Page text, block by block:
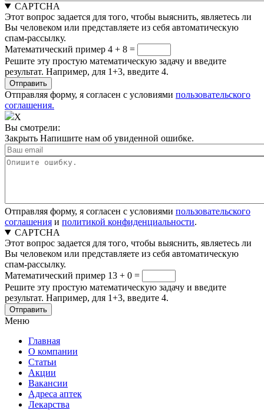
CAPTCHA
Этот вопрос задается для того, чтобы выяснить, являетесь ли
Вы человеком или представляете из себя автоматическую
спам-рассылку.
Математический пример 4 + 8 =
Решите эту простую математическую задачу и введите
результат. Например, для 1+3, введите 4.
Отправляя форму, я согласен с условиями пользовательского
соглашения.
X
Вы смотрели:
Закрыть Напишите нам об увиденной ошибке.
Отправляя форму, я согласен с условиями пользовательского
соглашения и политикой конфиденциальности.
CAPTCHA
Этот вопрос задается для того, чтобы выяснить, являетесь ли
Вы человеком или представляете из себя автоматическую
спам-рассылку.
Математический пример 13 + 0 =
Решите эту простую математическую задачу и введите
результат. Например, для 1+3, введите 4.
Меню
Главная
О компании
Статьи
Акции
Вакансии
Адреса аптек
Лекарства